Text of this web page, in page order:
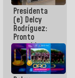
hacer
historia en
los
Centroamericanos
Presidenta
(e) Delcy
Rodríguez:
Pronto
restableceremos
las
operaciones
en el